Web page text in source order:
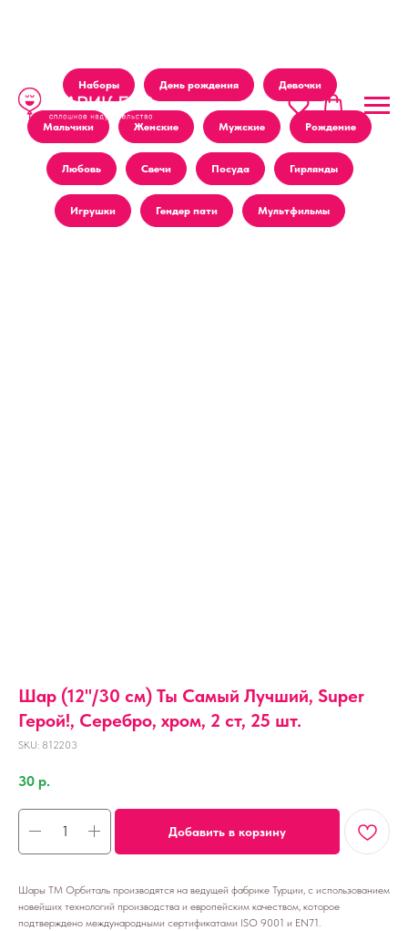
Наборы День рождения Девочки
Мальчики Женские Мужские Рождение
Любовь Свечи Посуда Гирлянды
Игрушки Гендер пати Мультфильмы
Шар (12''/30 см) Ты Самый Лучший, Super
Герой!, Серебро, хром, 2 ст, 25 шт.
SKU: 812203
30 р.
Добавить в корзину
Шары ТМ Орбиталь производятся на ведущей фабрике Турции, с использованием
новейших технологий производства и европейским качеством, которое
подтверждено международными сертификатами ISO 9001 и EN71.